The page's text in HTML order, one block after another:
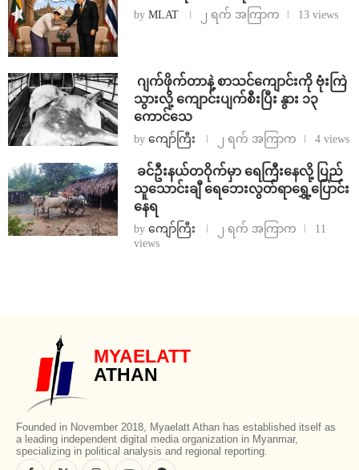
by MLAT ၂ ရက် အကြာက 13 views
⁨⁩ ⁨ဂျက်ဖိုက်တာနဲ့ စာသင်ကျောင်းကို ဗုံးကြဲ
သွားလို့ ကျောင်းပျက်စီးပြီး နွား ၁၃
ကောင်သေ
by ကျော်ကြီး ၂ ရက် အကြာက 4 views
⁩ ⁨ခင်ဦးနယ်တဝိုက်မှာ ရေကြီးနေလို့ ပြည်
သူသောင်းချီ ရေဘေးလွတ်ရာရွှေ့ပြောင်း
နေရ
by ကျော်ကြီး ၂ ရက် အကြာက
11
views
MYAELATT
ATHAN
Founded in November 2018, Myaelatt Athan has established itself as
a leading independent digital media organization in Myanmar,
specializing in political analysis and regional reporting.